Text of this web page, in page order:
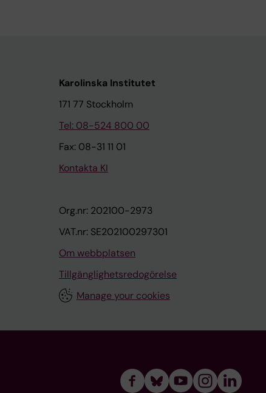
Karolinska Institutet
171 77 Stockholm
Tel: 08-524 800 00
Fax: 08-31 11 01
Kontakta KI
Org.nr: 202100-2973
VAT.nr: SE202100297301
Om webbplatsen
Tillgänglighetsredogörelse
Manage your cookies